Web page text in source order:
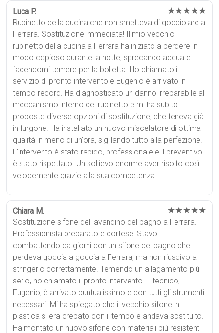
Luca P. ★★★★★
Rubinetto della cucina che non smetteva di gocciolare a
Ferrara. Sostituzione immediata! Il mio vecchio
rubinetto della cucina a Ferrara ha iniziato a perdere in
modo copioso durante la notte, sprecando acqua e
facendomi temere per la bolletta. Ho chiamato il
servizio di pronto intervento e Eugenio è arrivato in
tempo record. Ha diagnosticato un danno irreparabile al
meccanismo interno del rubinetto e mi ha subito
proposto diverse opzioni di sostituzione, che teneva già
in furgone. Ha installato un nuovo miscelatore di ottima
qualità in meno di un'ora, sigillando tutto alla perfezione.
L'intervento è stato rapido, professionale e il preventivo
è stato rispettato. Un sollievo enorme aver risolto così
velocemente grazie alla sua competenza.
Chiara M. ★★★★★
Sostituzione sifone del lavandino del bagno a Ferrara.
Professionista preparato e cortese! Stavo
combattendo da giorni con un sifone del bagno che
perdeva goccia a goccia a Ferrara, ma non riuscivo a
stringerlo correttamente. Temendo un allagamento più
serio, ho chiamato il pronto intervento. Il tecnico,
Eugenio, è arrivato puntualissimo e con tutti gli strumenti
necessari. Mi ha spiegato che il vecchio sifone in
plastica si era crepato con il tempo e andava sostituito.
Ha montato un nuovo sifone con materiali più resistenti